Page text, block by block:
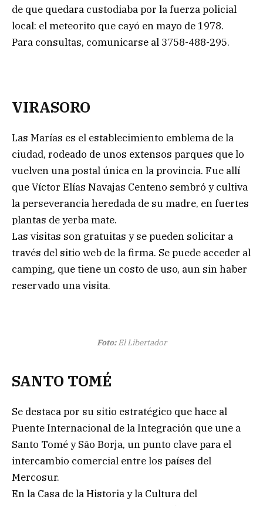
de que quedara custodiaba por la fuerza policial
local: el meteorito que cayó en mayo de 1978.
Para consultas, comunicarse al 3758-488-295.
VIRASORO
Las Marías es el establecimiento emblema de la
ciudad, rodeado de unos extensos parques que lo
vuelven una postal única en la provincia. Fue allí
que Víctor Elías Navajas Centeno sembró y cultiva
la perseverancia heredada de su madre, en fuertes
plantas de yerba mate.
Las visitas son gratuitas y se pueden solicitar a
través del sitio web de la firma. Se puede acceder al
camping, que tiene un costo de uso, aun sin haber
reservado una visita.
Foto: El Libertador
SANTO TOMÉ
Se destaca por su sitio estratégico que hace al
Puente Internacional de la Integración que une a
Santo Tomé y São Borja, un punto clave para el
intercambio comercial entre los países del
Mercosur.
En la Casa de la Historia y la Cultura del